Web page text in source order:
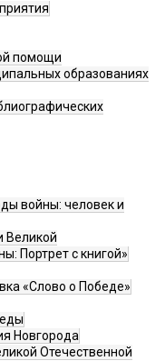
помощи
образованиях
войны: человек и
Великой
Портрет с книгой»
«Слово о Победе»
Новгорода
Отечественной